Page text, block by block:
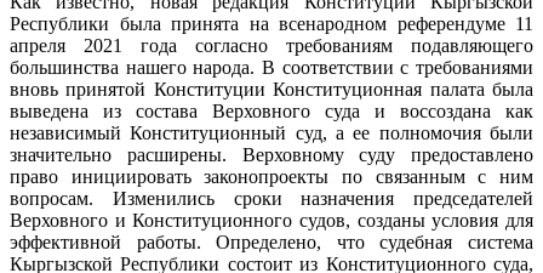
Республики была принята на всенародном референдуме 11
апреля 2021 года согласно требованиям подавляющего
большинства нашего народа. В соответствии с требованиями
вновь принятой Конституции Конституционная палата была
выведена из состава Верховного суда и воссоздана как
независимый Конституционный суд, а ее полномочия были
значительно расширены. Верховному суду предоставлено
право инициировать законопроекты по связанным с ним
вопросам. Изменились сроки назначения председателей
Верховного и Конституционного судов, созданы условия для
эффективной работы. Определено, что судебная система
Кыргызской Республики состоит из Конституционного суда,